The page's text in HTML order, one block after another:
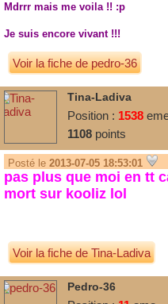
Mdrrr mais me voila !! :p
Je suis encore vivant !!!
Voir la fiche de pedro-36
Tina-Ladiva
Position : 1538
1108 points
Posté le 2013-07-05 18:53:01
pas plus que moi en tt
mort sur kooliz lol
Voir la fiche de Tina-Ladiva
Pedro-36